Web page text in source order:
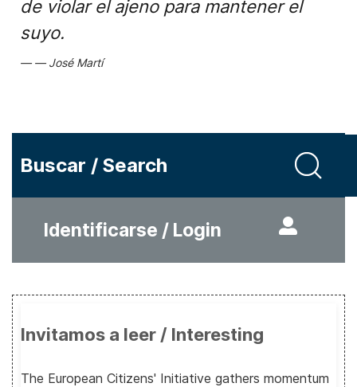
de violar el ajeno para mantener el
suyo.
José Martí
Buscar / Search
Identificarse / Login
Invitamos a leer / Interesting
The European Citizens' Initiative gathers momentum